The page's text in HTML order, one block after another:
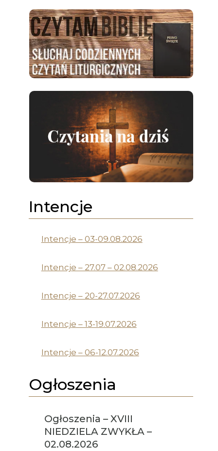
Intencje
Intencje – 03-09.08.2026
Intencje – 27.07 – 02.08.2026
Intencje – 20-27.07.2026
Intencje – 13-19.07.2026
Intencje – 06-12.07.2026
Ogłoszenia
Ogłoszenia – XVIII
NIEDZIELA ZWYKŁA –
02.08.2026